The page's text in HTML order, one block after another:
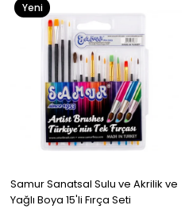
Samur Sanatsal Sulu ve Akrilik ve
Yağlı Boya 15'li Fırça Seti
Yeni